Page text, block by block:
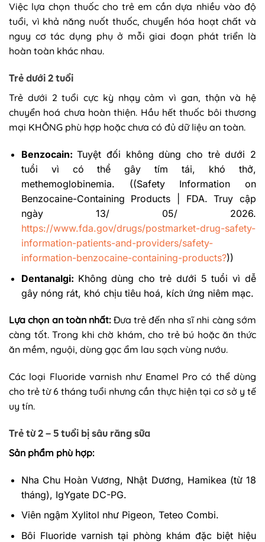
Việc lựa chọn thuốc cho trẻ em cần dựa nhiều vào độ
tuổi, vì khả năng nuốt thuốc, chuyển hóa hoạt chất và
nguy cơ tác dụng phụ ở mỗi giai đoạn phát triển là
hoàn toàn khác nhau.
Trẻ dưới 2 tuổi
Trẻ dưới 2 tuổi cực kỳ nhạy cảm vì gan, thận và hệ
chuyển hoá chưa hoàn thiện. Hầu hết thuốc bôi thương
mại KHÔNG phù hợp hoặc chưa có đủ dữ liệu an toàn.
Benzocain:Tuyệt đối không dùng cho trẻ dưới 2
tuổi vì có thể gây tím tái, khó thở,
methemoglobinemia. ((Safety Information on
Benzocaine-Containing Products | FDA. Truy cập
ngày 13/ 05/ 2026.
https://www.fda.gov/drugs/postmarket-drug-safety-
information-patients-and-providers/safety-
information-benzocaine-containing-products?))
Dentanalgi: Không dùng cho trẻ dưới 5 tuổi vì dễ
gây nóng rát, khó chịu tiêu hoá, kích ứng niêm mạc.
Lựa chọn an toàn nhất: Đưa trẻ đến nha sĩ nhi càng sớm
càng tốt. Trong khi chờ khám, cho trẻ bú hoặc ăn thức
ăn mềm, nguội, dùng gạc ẩm lau sạch vùng nướu.
Các loại Fluoride varnish như Enamel Pro có thể dùng
cho trẻ từ 6 tháng tuổi nhưng cần thực hiện tại cơ sở y tế
uy tín.
Trẻ từ 2 – 5 tuổi bị sâu răng sữa
Sản phẩm phù hợp:
Nha Chu Hoàn Vương, Nhật Dương, Hamikea (từ 18
tháng), IgYgate DC-PG.
Viên ngậm Xylitol như Pigeon, Teteo Combi.
Bôi Fluoride varnish tại phòng khám đặc biệt hiệu